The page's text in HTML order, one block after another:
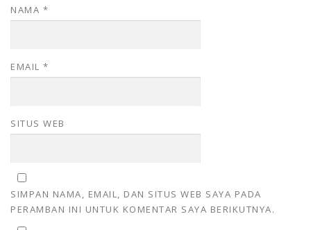
NAMA *
EMAIL *
SITUS WEB
SIMPAN NAMA, EMAIL, DAN SITUS WEB SAYA PADA
PERAMBAN INI UNTUK KOMENTAR SAYA BERIKUTNYA.